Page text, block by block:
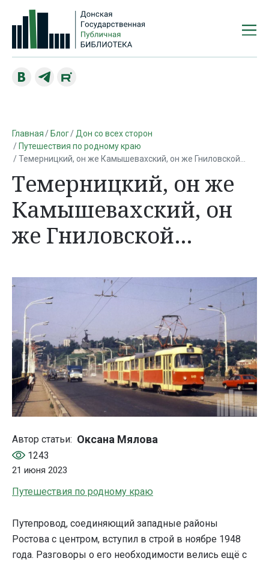
Главная Блог
Дон со всех сторон
Путешествия по родному краю
Темерницкий, он же Камышевахский, он же Гниловской…
Темерницкий, он же
Камышевахский, он
же Гниловской…
Автор статьи: Оксана Мялова
1243
21 июня 2023
Путешествия по родному краю
Путепровод, соединяющий западные районы
Ростова с центром, вступил в строй в ноябре 1948
года. Разговоры о его необходимости велись ещё с